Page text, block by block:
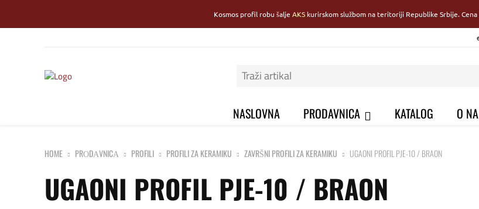
Kosmos profil robu šalje AKSkurirskom službom na teritoriji Republike Srbije.
NASLOVNA PRODAVNICA KATALOG O
HOME PRОDАVNICА PROFILI PROFILI ZA KERAMIKU ZAVRŠNI PROFILI ZA KERAMIKU UGAONI PROFIL PJE-10 / BRAON
UGAONI PROFIL PJE-10 / BRAON